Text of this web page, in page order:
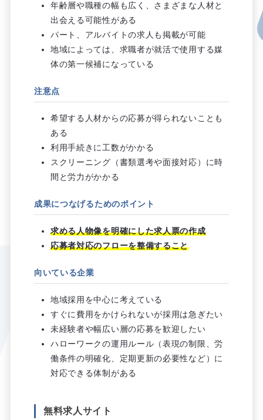
年齢層や職種の幅も広く、さまざまな人材と
出会える可能性がある
パート、アルバイトの求人も掲載が可能
地域によっては、求職者が就活で使用する媒
体の第一候補になっている
注意点
希望する人材からの応募が得られないことも
ある
利用手続きに工数がかかる
スクリーニング（書類選考や面接対応）に時
間と労力がかかる
成果につなげるためのポイント
求める人物像を明確にした求人票の作成
応募者対応のフローを整備すること
向いている企業
地域採用を中心に考えている
すぐに費用をかけられないが採用は急ぎたい
未経験者や幅広い層の応募を歓迎したい
ハローワークの運用ルール（表現の制限、労
働条件の明確化、定期更新の必要性など）に
対応できる体制がある
無料求人サイト